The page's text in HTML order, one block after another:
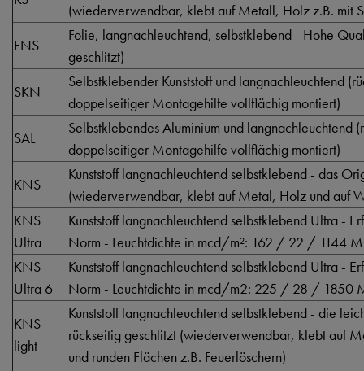
(wiederverwendbar, klebt auf Metall, Holz z.B. mit
FNS
Folie, langnachleuchtend, selbstklebend - Hohe
geschlitzt)
SKN
Selbstklebender Kunststoff und langnachleuchtend
doppelseitiger Montagehilfe vollflächig montiert)
SAL
Selbstklebendes Aluminium und langnachleuchtend
doppelseitiger Montagehilfe vollflächig montiert)
KNS
Kunststoff langnachleuchtend selbstklebend - das
(wiederverwendbar, klebt auf Metal, Holz und auf
KNS
Ultra
Kunststoff langnachleuchtend selbstklebend Ultra -
Norm - Leuchtdichte in mcd/m²: 162 / 22 / 1144
KNS
Ultra 6
Kunststoff langnachleuchtend selbstklebend Ultra -
Norm - Leuchtdichte in mcd/m2: 225 / 28 / 1850
KNS
light
Kunststoff langnachleuchtend selbstklebend - die
rückseitig geschlitzt (wiederverwendbar, klebt auf
und runden Flächen z.B. Feuerlöschern)